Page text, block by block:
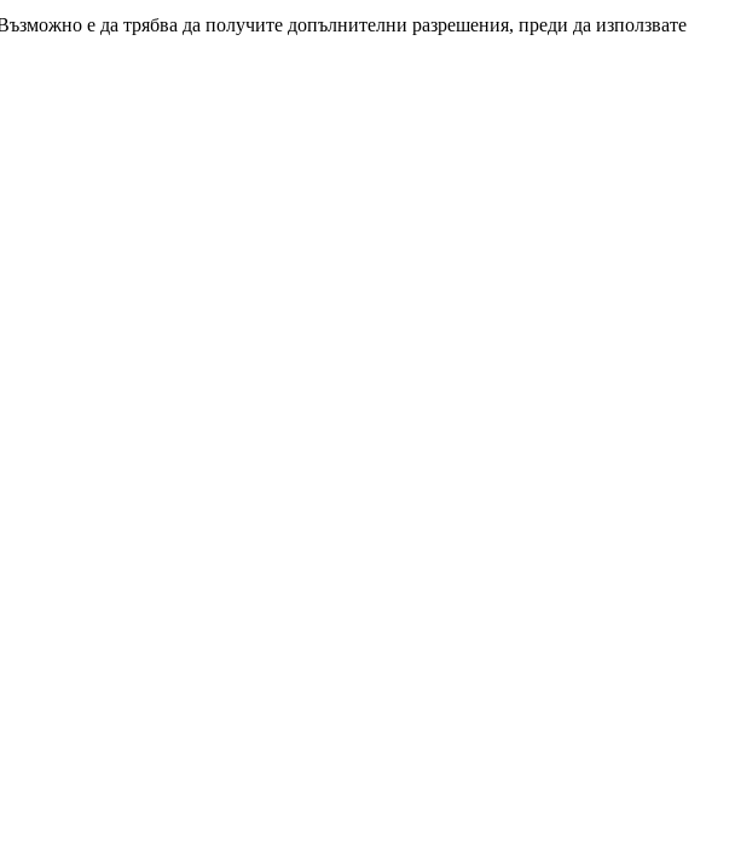
е да трябва да получите допълнителни разрешения, преди да използвате